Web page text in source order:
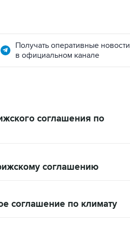
Получать оперативные новости
в официальном канале
соглашения по
соглашению
соглашение по климату